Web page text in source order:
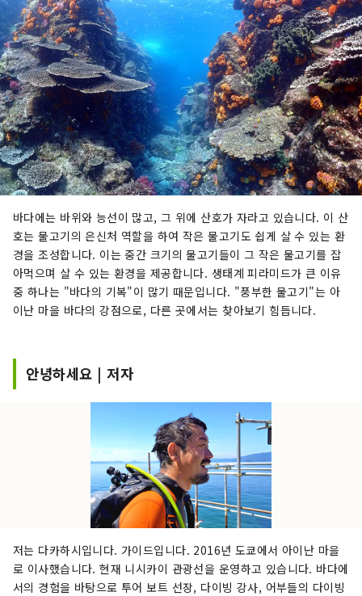
바다에는 바위와 능선이 많고, 그 위에 산호가 자라고 있습니다. 이 산
호는 물고기의 은신처 역할을 하여 작은 물고기도 쉽게 살 수 있는 환
경을 조성합니다. 이는 중간 크기의 물고기들이 그 작은 물고기를 잡
아먹으며 살 수 있는 환경을 제공합니다. 생태계 피라미드가 큰 이유
중 하나는 "바다의 기복"이 많기 때문입니다. "풍부한 물고기"는 아
이난 마을 바다의 강점으로, 다른 곳에서는 찾아보기 힘듭니다.
안녕하세요 | 저자
저는 다카하시입니다. 가이드입니다. 2016년 도쿄에서 아이난 마을
로 이사했습니다. 현재 니시카이 관광선을 운영하고 있습니다. 바다에
서의 경험을 바탕으로 투어 보트 선장, 다이빙 강사, 어부들의 다이빙